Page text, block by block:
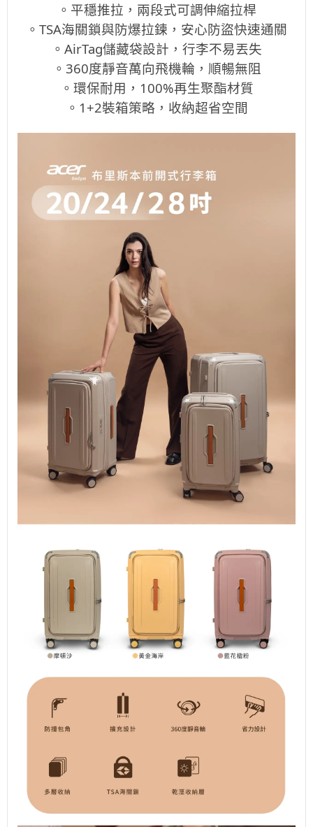
。平穩推拉，兩段式可調伸縮拉桿
。TSA海關鎖與防爆拉鍊，安心防盜快速通關
。AirTag儲藏袋設計，行李不易丟失
。360度靜音萬向飛機輪，順暢無阻
。環保耐用，100%再生聚酯材質
。1+2裝箱策略，收納超省空間